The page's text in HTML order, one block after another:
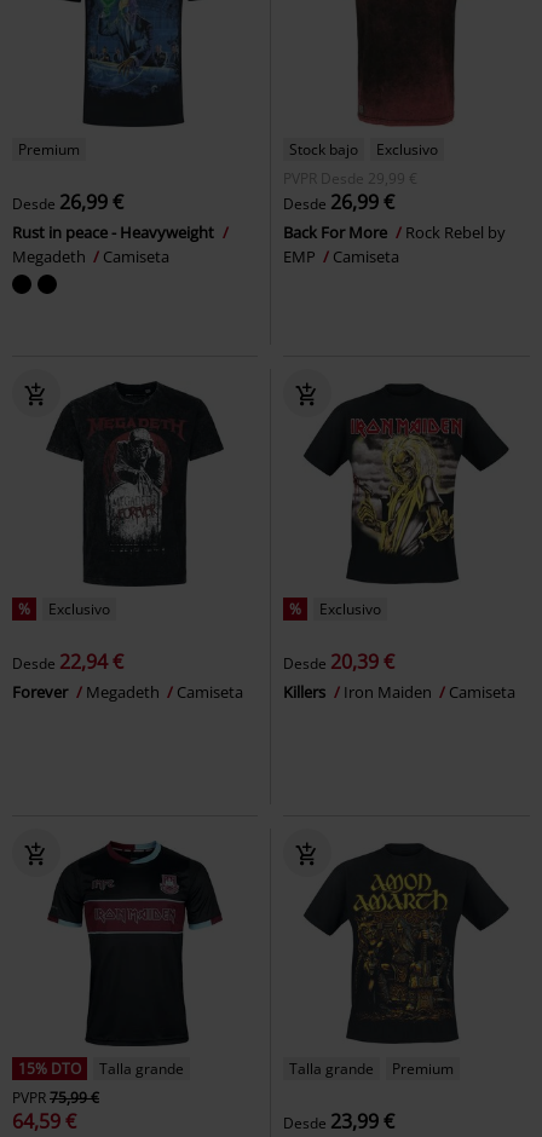
Premium
Desde 26,99 €
Rust in peace - Heavyweight
Megadeth
Camiseta
Stock bajo
Exclusivo
PVPR
Desde 29,99 €
Desde 26,99 €
Back For More
Rock Rebel by
EMP
Camiseta
% Exclusivo
Desde 22,94 €
Forever Megadeth Camiseta
% Exclusivo
Desde 20,39 €
Killers Iron Maiden Camiseta
15% DTO
Talla grande
PVPR75,99 €
64,59 €
Talla grande Premium
Desde 23,99 €